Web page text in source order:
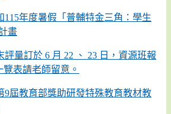
115年度暑假「普輔特金三角：學生
畫
評量訂於 6 月 22 、 23 日，資源班報
表請老師留意。
9屆教育部獎助研發特殊教育教材教